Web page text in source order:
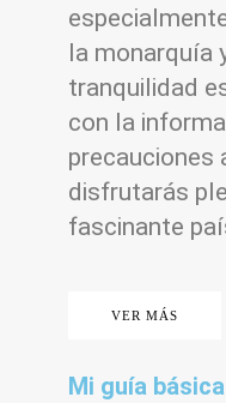
la monarquía
tranquilidad
con la
precauciones
disfrutarás
fascinante
VER MÁS
Mi guía